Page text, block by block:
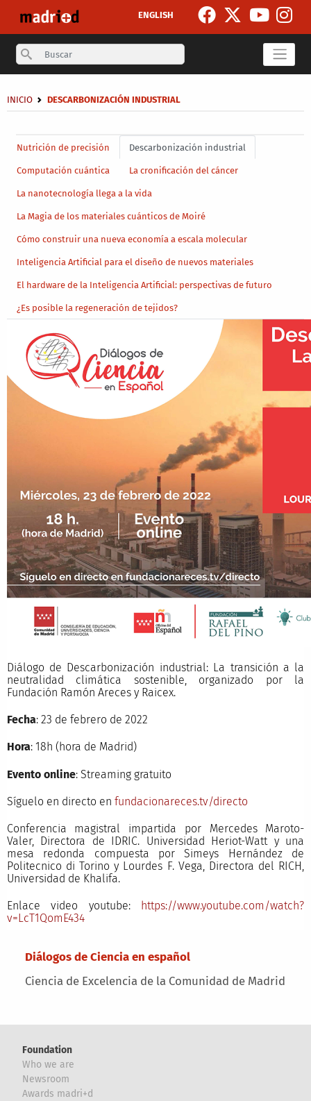
ENGLISH
Search
Breadcrumb
INICIO DESCARBONIZACIÓN INDUSTRIAL
Main menu
Diálogos de Ciencia en español
Ciencia de Excelencia de la Comunidad de Madrid
Main menu level 4
Nutrición de precisión Descarbonización industrial
Computación cuántica La cronificación del cáncer
La nanotecnología llega a la vida
La Magia de los materiales cuánticos de Moiré
Cómo construir una nueva economía a escala molecular
Inteligencia Artificial para el diseño de nuevos materiales
El hardware de la Inteligencia Artificial: perspectivas de futuro
¿Es posible la regeneración de tejidos?
Diálogo de Descarbonización industrial: La transición a la
neutralidad climática sostenible, organizado por la
Fundación Ramón Areces y Raicex.
Fecha: 23 de febrero de 2022
Hora: 18h (hora de Madrid)
Evento online: Streaming gratuito
Síguelo en directo en fundacionareces.tv/directo
Conferencia magistral impartida por Mercedes Maroto-
Valer, Directora de IDRIC. Universidad Heriot-Watt y una
mesa redonda compuesta por Simeys Hernández de
Politecnico di Torino y Lourdes F. Vega, Directora del RICH,
Universidad de Khalifa.
Enlace video youtube: https://www.youtube.com/watch?
v=LcT1QomE434
Foundation
Who we are
Newsroom
Awards madri+d